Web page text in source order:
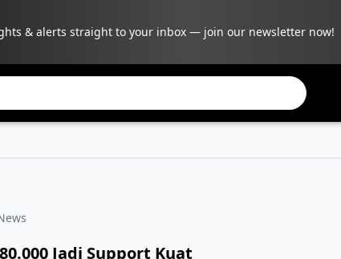
& alerts straight to your inbox — join our newsletter now!
Jadi Support Kuat